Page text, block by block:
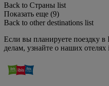
Back to Страны list
Показать еще (9)
Back to other destinations list
Если вы планируете поездку
делам, узнайте о наших отелях